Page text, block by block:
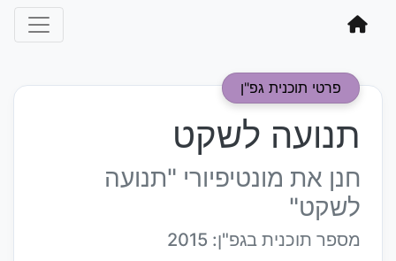
פרטי תוכנית גפ"ן
תנועה לשקט
חנן את מונטיפיורי "תנועה
לשקט"
מספר תוכנית בגפ"ן: 2015